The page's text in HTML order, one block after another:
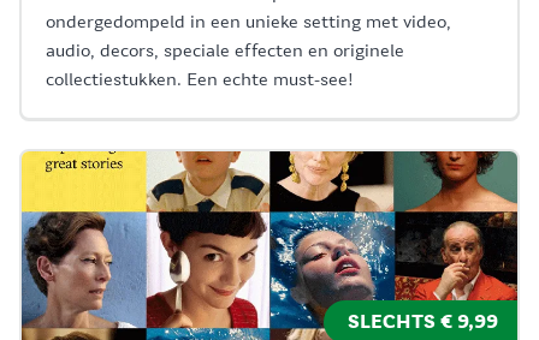
ondergedompeld in een unieke setting met video,
audio, decors, speciale effecten en originele
collectiestukken. Een echte must-see!
SLECHTS € 9,99